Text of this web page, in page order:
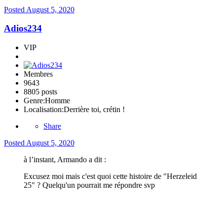
Posted August 5, 2020
Adios234
VIP
Membres
9643
8805 posts
Genre:Homme
Localisation:Derrière toi, crétin !
Share
Posted August 5, 2020
à l’instant, Armando a dit :
Excusez moi mais c'est quoi cette histoire de "Herzeleid
25" ? Quelqu'un pourrait me répondre svp